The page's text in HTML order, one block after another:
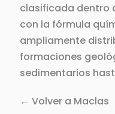
clasificada dentro
con la fórmula
ampliamente
formaciones
sedimentarios
← Volver a Maclas